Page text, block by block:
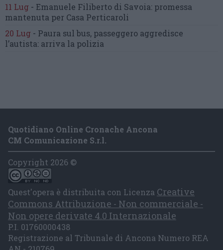
11 Lug - Emanuele Filiberto di Savoia: promessa
mantenuta per Casa Perticaroli
20 Lug - Paura sul bus, passeggero aggredisce
l’autista: arriva la polizia
Quotidiano Online Cronache Ancona
CM Comunicazione S.r.l.
Copyright 2026 ©
Quest'opera è distribuita con Licenza Creative
Commons Attribuzione - Non commerciale -
Non opere derivate 4.0 Internazionale
P.I. 01760000438
Registrazione al Tribunale di Ancona Numero REA